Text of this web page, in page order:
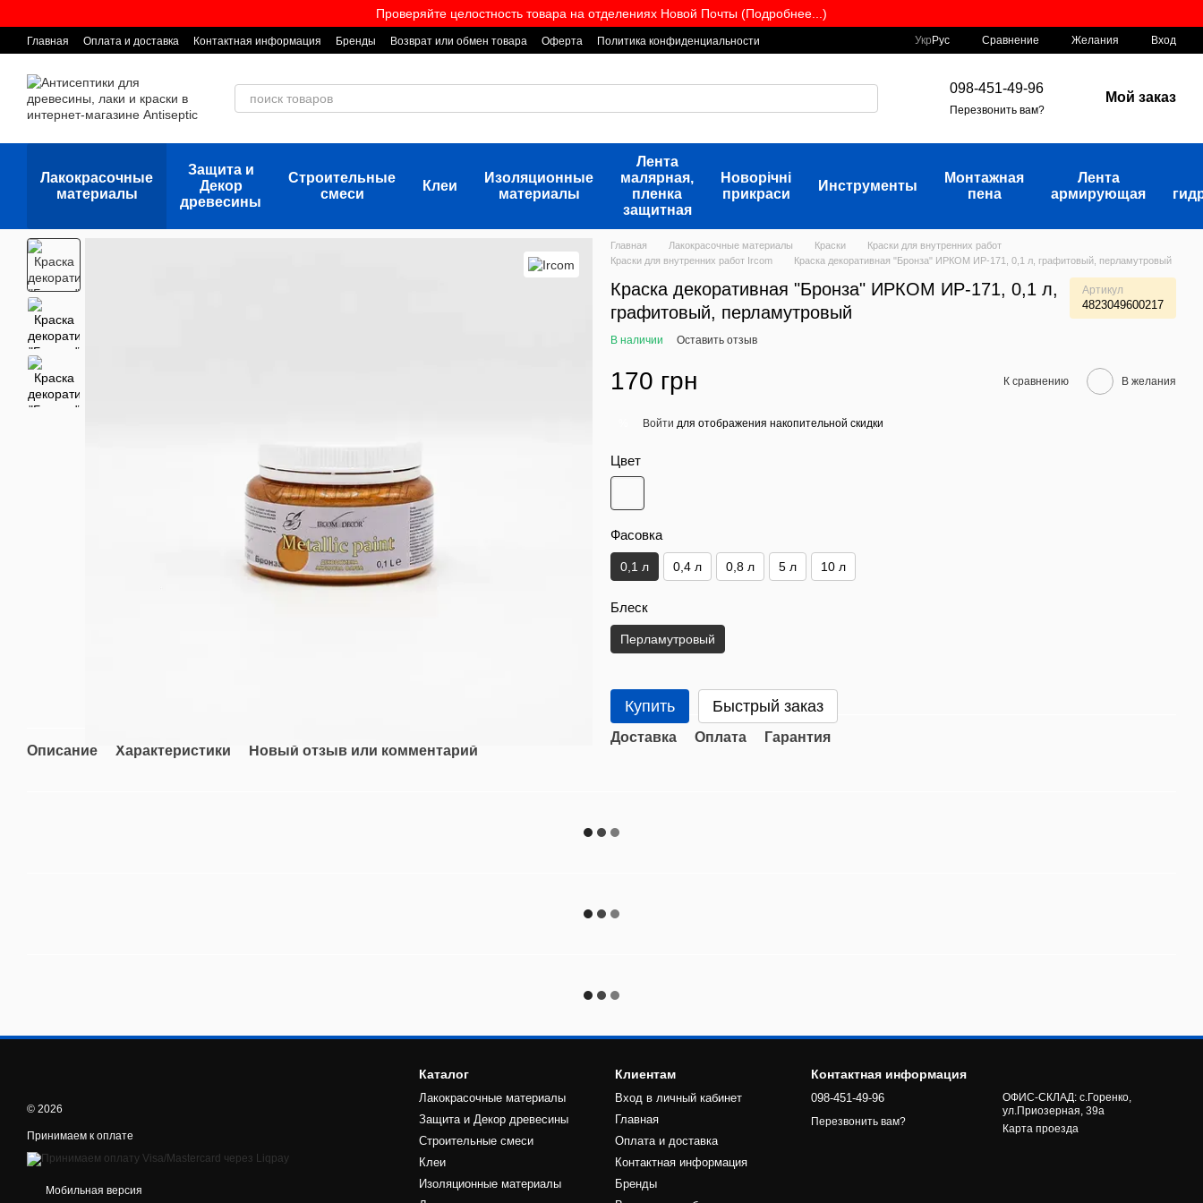
Проверяйте целостность товара на отделениях Новой Почты (Подробнее...)
Главная Оплата и доставка Контактная информация Бренды Возврат или обмен товара Оферта Политика конфиденциальности Укр Рус Сравнение Желания Вход
098-451-49-96
Перезвонить вам?
Мой заказ
Лакокрасочные
материалы
Защита и
Декор
древесины
Строительные
смеси
Клеи
Изоляционные
материалы
Лента
малярная,
пленка
защитная
Новорічні
прикраси
Инструменты
Монтажная
пена
Лента
армирующая
Описание Характеристики Новый отзыв или комментарий
Главная Лакокрасочные материалы Краски
Краски для внутренних работ
Краски для внутренних работ Ircom
Краска декоративная "Бронза" ИРКОМ ИР-171, 0,1 л, графитовый, перламутровый
Краска декоративная "Бронза" ИРКОМ ИР-171, 0,1 л,
графитовый, перламутровый
Артикул
4823049600217
В наличии Оставить отзыв
170 грн К сравнению В желания
Войти для отображения накопительной скидки
Цвет
Фасовка
0,1 л 0,4 л 0,8 л 5 л 10 л
Блеск
Перламутровый
Купить Быстрый заказ
Доставка Оплата Гарантия
© 2026
Принимаем к оплате
Мобильная версия
Каталог
Лакокрасочные материалы
Защита и Декор древесины
Строительные смеси
Клеи
Изоляционные материалы
Клиентам
Вход в личный кабинет
Главная
Оплата и доставка
Контактная информация
Бренды
Контактная информация
098-451-49-96
Перезвонить вам?
ОФИС-СКЛАД: с.Горенко,
ул.Приозерная, 39а
Карта проезда